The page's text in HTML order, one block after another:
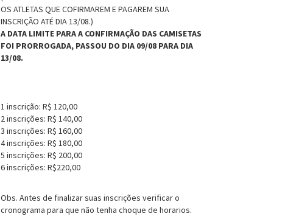
OS ATLETAS QUE COFIRMAREM E PAGAREM SUA
INSCRIÇÃO ATÉ DIA 13/08.)
A DATA LIMITE PARA A CONFIRMAÇÃO DAS CAMISETAS
FOI PRORROGADA, PASSOU DO DIA 09/08 PARA DIA
13/08.
1 inscrição: R$ 120,00
2 inscrições: R$ 140,00
3 inscrições: R$ 160,00
4 inscrições: R$ 180,00
5 inscrições: R$ 200,00
6 inscrições: R$220,00
Obs. Antes de finalizar suas inscrições verificar o
cronograma para que não tenha choque de horarios.